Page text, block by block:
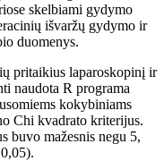
skelbiami gydymo
išvaržų gydymo ir
duomenys.
pritaikius laparoskopinį ir
naudota R programa
kokybiniams
Chi kvadrato kriterijus.
buvo mažesnis negu 5,
0,05).